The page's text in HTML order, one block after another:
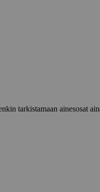
tarkistamaan ainesosat